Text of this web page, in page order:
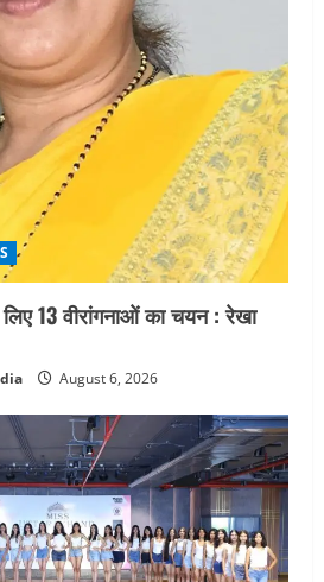
13 वीरांगनाओं का चयन : रेखा
August 6, 2026